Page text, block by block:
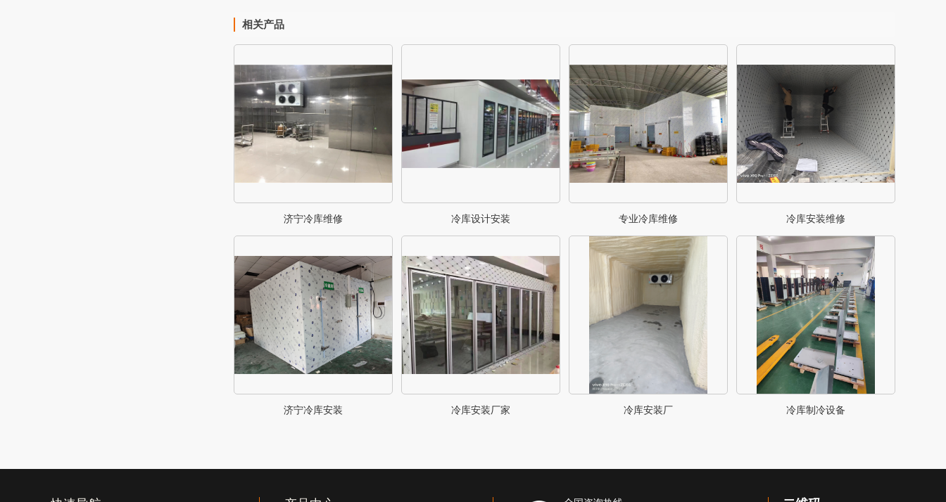
相关产品
济宁冷库维修 冷库设计安装 专业冷库维修 冷库安装维修
济宁冷库安装 冷库安装厂家 冷库安装厂 冷库制冷设备